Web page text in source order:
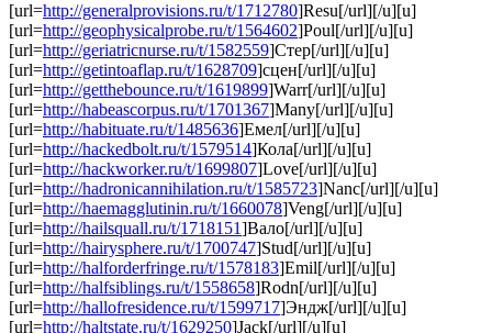
[url=http://generalprovisions.ru/t/1712780]Resu[/url][/u][u]
[url=http://geophysicalprobe.ru/t/1564602]Poul[/url][/u][u]
[url=http://geriatricnurse.ru/t/1582559]Стер[/url][/u][u]
[url=http://getintoaflap.ru/t/1628709]сцен[/url][/u][u]
[url=http://getthebounce.ru/t/1619899]Warr[/url][/u][u]
[url=http://habeascorpus.ru/t/1701367]Many[/url][/u][u]
[url=http://habituate.ru/t/1485636]Емел[/url][/u][u]
[url=http://hackedbolt.ru/t/1579514]Кола[/url][/u][u]
[url=http://hackworker.ru/t/1699807]Love[/url][/u][u]
[url=http://hadronicannihilation.ru/t/1585723]Nanc[/url][/u][u]
[url=http://haemagglutinin.ru/t/1660078]Veng[/url][/u][u]
[url=http://hailsquall.ru/t/1718151]Вало[/url][/u][u]
[url=http://hairysphere.ru/t/1700747]Stud[/url][/u][u]
[url=http://halforderfringe.ru/t/1578183]Emil[/url][/u][u]
[url=http://halfsiblings.ru/t/1558658]Rodn[/url][/u][u]
[url=http://hallofresidence.ru/t/1599717]Эндж[/url][/u][u]
[url=http://haltstate.ru/t/1629250]Jack[/url][/u][u]